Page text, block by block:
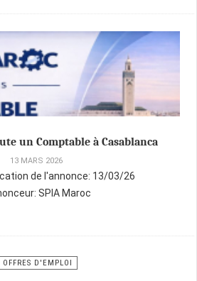
un Comptable à Casablanca
13 MARS 2026
de l'annonce: 13/03/26
SPIA Maroc
OFFRES D'EMPLOI